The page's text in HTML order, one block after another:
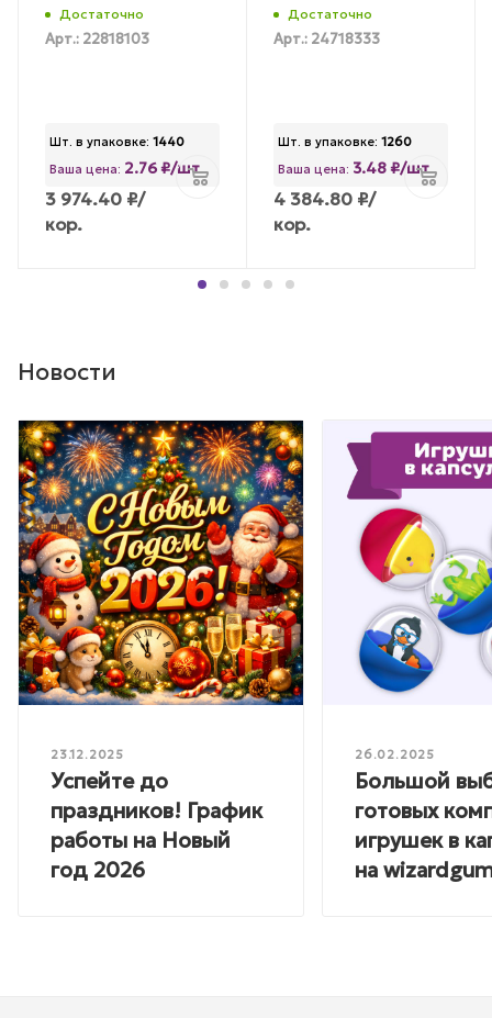
Достаточно
Арт.: 22818103
Шт. в упаковке: 1440
Ваша цена: 2.76 ₽/шт
3 974.40 ₽/
кор.
Достаточно
Арт.: 24718333
Шт. в упаковке: 1260
Ваша цена: 3.48 ₽/шт
4 384.80 ₽/
кор.
Новости
23.12.2025
Успейте до
праздников! График
работы на Новый
год 2026
26.02.2025
Большой
готовых
игрушек в
на